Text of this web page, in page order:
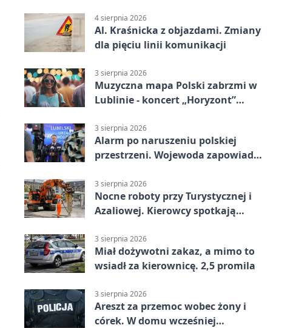
4 sierpnia 2026
Al. Kraśnicka z objazdami. Zmiany
dla pięciu linii komunikacji
3 sierpnia 2026
Muzyczna mapa Polski zabrzmi w
Lublinie - koncert „Horyzont”
3 sierpnia 2026
Alarm po naruszeniu polskiej
przestrzeni. Wojewoda zapowiada
3 sierpnia 2026
Nocne roboty przy Turystycznej i
Azaliowej. Kierowcy spotkają
3 sierpnia 2026
Miał dożywotni zakaz, a mimo to
wsiadł za kierownicę. 2,5 promila
3 sierpnia 2026
Areszt za przemoc wobec żony i
córek. W domu wcześniej